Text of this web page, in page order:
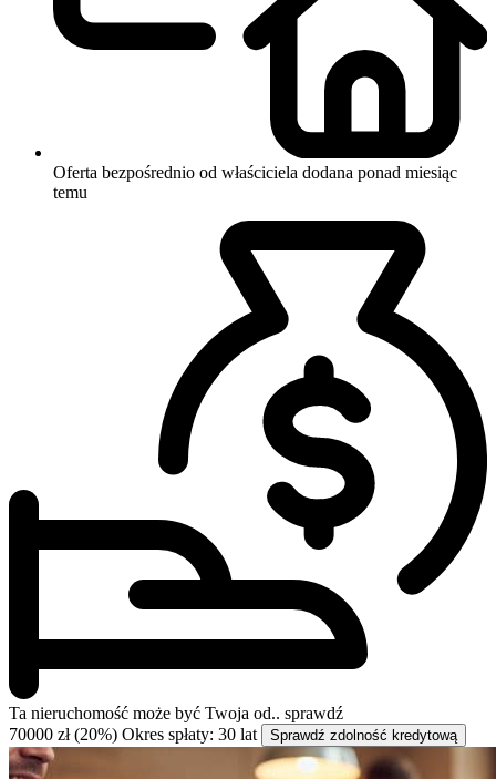
Oferta bezpośrednio od właściciela dodana ponad miesiąc
temu
Ta nieruchomość może być Twoja od.. sprawdź
70000 zł (20%) Okres spłaty: 30 lat Sprawdź zdolność kredytową